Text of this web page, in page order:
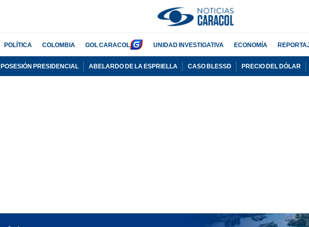
POLÍTICA COLOMBIA GOL CARACOL UNIDAD INVESTIGATIVA ECONOMÍA
POSESIÓN PRESIDENCIAL ABELARDO DE LA ESPRIELLA CASO BLESSD PRECIO DEL DÓLAR